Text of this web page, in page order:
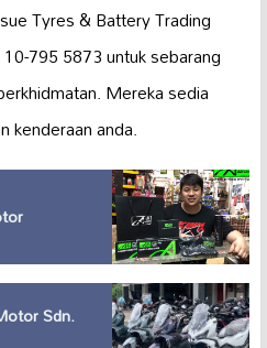
Tyres & Battery Trading
795 5873 untuk sebarang
Mereka sedia
kenderaan anda.
Sdn.